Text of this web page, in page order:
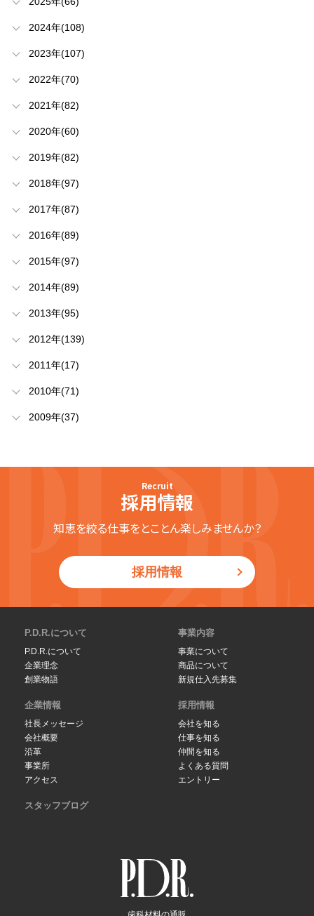
2024年(108)
2023年(107)
2022年(70)
2021年(82)
2020年(60)
2019年(82)
2018年(97)
2017年(87)
2016年(89)
2015年(97)
2014年(89)
2013年(95)
2012年(139)
2011年(17)
2010年(71)
2009年(37)
Recruit
採用情報
知恵を絞る仕事をとことん楽しみませんか？
採用情報
P.D.R.について
P.D.R.について
企業理念
創業物語
事業内容
事業について
商品について
新規仕入先募集
企業情報
社長メッセージ
会社概要
沿革
事業所
アクセス
採用情報
会社を知る
仕事を知る
仲間を知る
よくある質問
エントリー
スタッフブログ